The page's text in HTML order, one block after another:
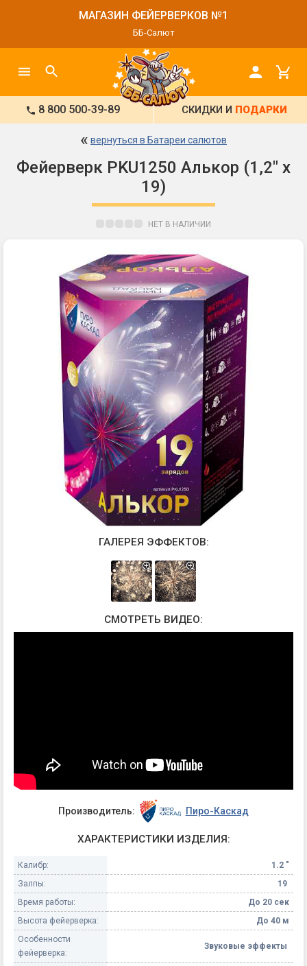
МАГАЗИН ФЕЙЕРВЕРКОВ №1
ББ-Салют
8 800 500-39-89 СКИДКИ И ПОДАРКИ
« вернуться в Батареи салютов
Фейерверк PKU1250 Алькор (1,2" х
19)
НЕТ В НАЛИЧИИ
ГАЛЕРЕЯ ЭФФЕКТОВ:
СМОТРЕТЬ ВИДЕО:
Производитель: Пиро-Каскад
ХАРАКТЕРИСТИКИ ИЗДЕЛИЯ:
Калибр:
1.2 "
Залпы:
19
Время работы:
До 20 сек
Высота фейерверка:
До 40 м
Особенности
фейерверка:
Звуковые эффекты